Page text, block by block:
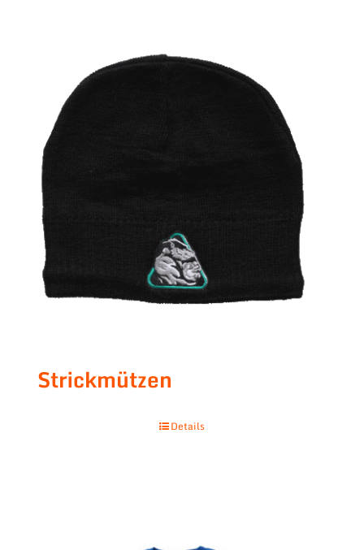
Strickmützen
Details